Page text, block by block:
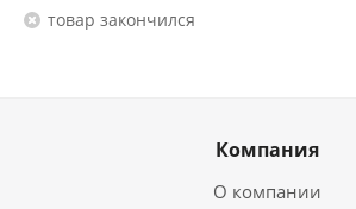
Товар закончился
Компания
О компании